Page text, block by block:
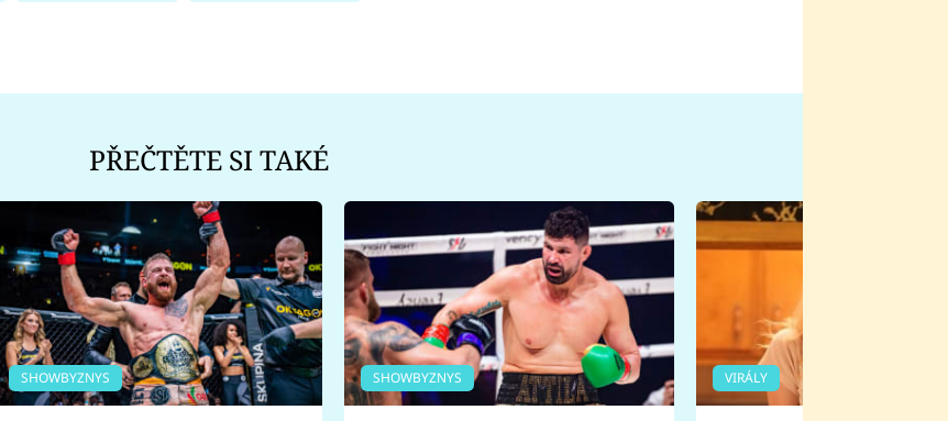
PŘEČTĚTE SI TAKÉ
SHOWBYZNYS SHOWBYZNYS VIRÁLY